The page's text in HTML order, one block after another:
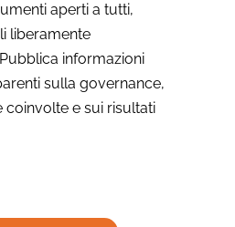
aperti a tutti,
liberamente
informazioni
sulla governance,
coinvolte e sui risultati